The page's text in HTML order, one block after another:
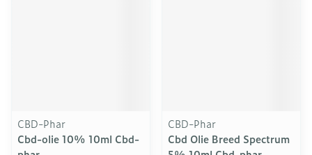
CBD-Phar
Cbd-olie 10% 10ml Cbd-
CBD-Phar
Cbd Olie Breed Spectrum